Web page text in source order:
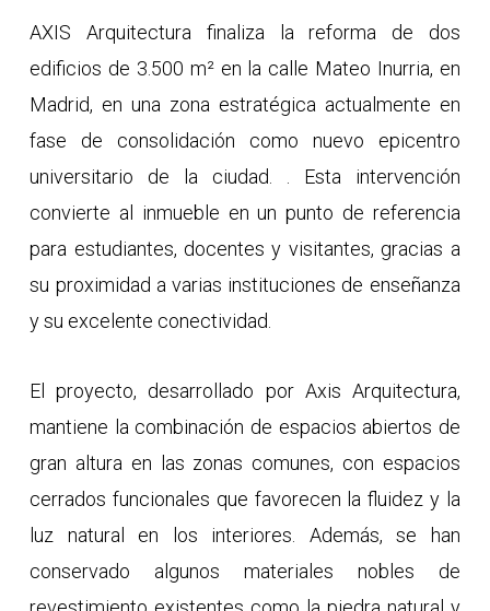
AXIS Arquitectura finaliza la reforma de dos
edificios de 3.500 m² en la calle Mateo Inurria, en
Madrid, en una zona estratégica actualmente en
fase de consolidación como nuevo epicentro
universitario de la ciudad. . Esta intervención
convierte al inmueble en un punto de referencia
para estudiantes, docentes y visitantes, gracias a
su proximidad a varias instituciones de enseñanza
y su excelente conectividad.
El proyecto, desarrollado por Axis Arquitectura,
mantiene la combinación de espacios abiertos de
gran altura en las zonas comunes, con espacios
cerrados funcionales que favorecen la fluidez y la
luz natural en los interiores. Además, se han
conservado algunos materiales nobles de